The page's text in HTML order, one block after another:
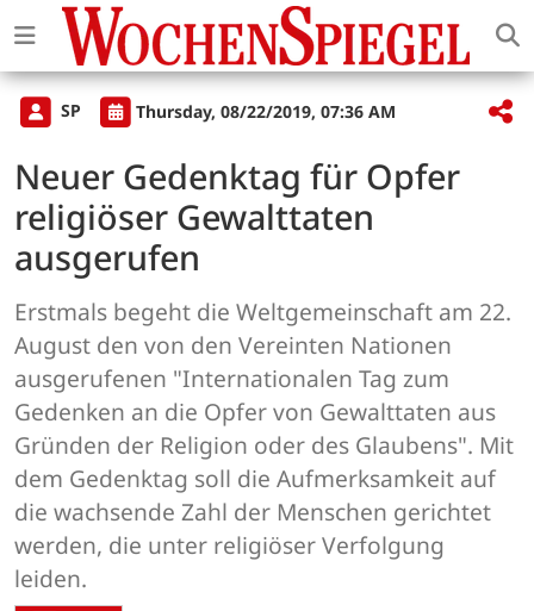
SP Thursday, 08/22/2019, 07:36 AM
Neuer Gedenktag für Opfer
religiöser Gewalttaten
ausgerufen
Erstmals begeht die Weltgemeinschaft am 22.
August den von den Vereinten Nationen
ausgerufenen "Internationalen Tag zum
Gedenken an die Opfer von Gewalttaten aus
Gründen der Religion oder des Glaubens". Mit
dem Gedenktag soll die Aufmerksamkeit auf
die wachsende Zahl der Menschen gerichtet
werden, die unter religiöser Verfolgung
leiden.